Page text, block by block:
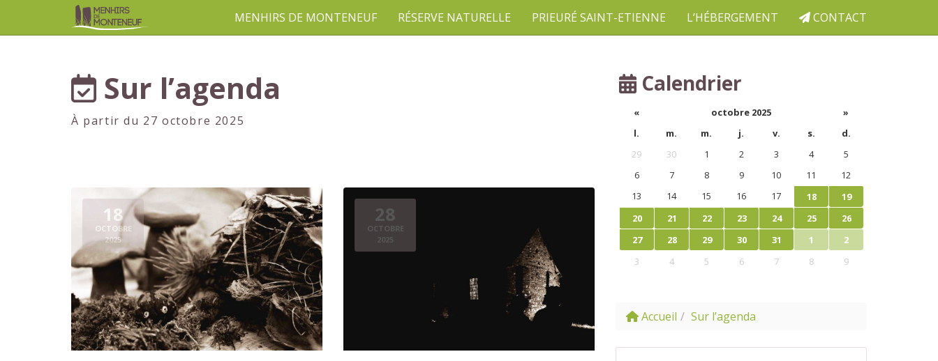
MENHIRS DE MONTENEUF RÉSERVE NATURELLE PRIEURÉ SAINT-ETIENNE L’HÉBERGEMENT CONTACT
Sur l’agenda
À partir du 27 octobre 2025
18
OCTOBRE
2025
28
OCTOBRE
2025
Calendrier
« octobre 2025
»
l.
m. m. j. v. s.
d.
29
30 1 2 3 4
5
6
7 8 9 10 11
12
13
14 15 16 17 18
19
20
21 22 23 24 25
26
27
28 29 30 31 1
2
3
4 5 6 7 8 9
Accueil Sur l’agenda